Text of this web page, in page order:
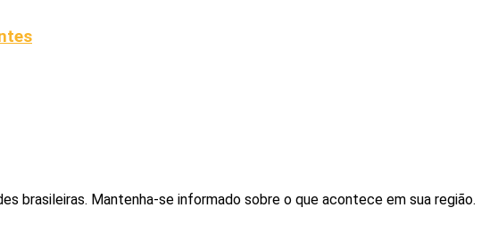
brasileiras. Mantenha-se informado sobre o que acontece em sua região.